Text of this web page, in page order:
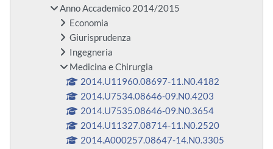
Anno Accademico 2014/2015
Economia
Giurisprudenza
Ingegneria
Medicina e Chirurgia
2014.U11960.08697-11.N0.4182
2014.U7534.08646-09.N0.4203
2014.U7535.08646-09.N0.3654
2014.U11327.08714-11.N0.2520
2014.A000257.08647-14.N0.3305